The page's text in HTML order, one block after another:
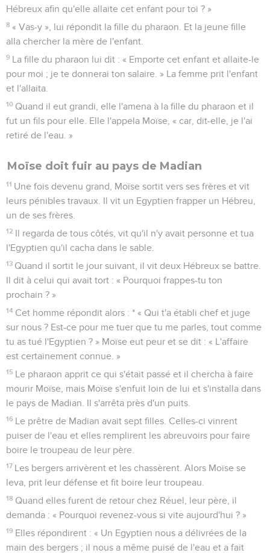
Hébreux afin qu'elle allaite cet enfant pour toi ? »
8 « Vas-y », lui répondit la fille du pharaon. Et la jeune fille
alla chercher la mère de l'enfant.
9 La fille du pharaon lui dit : « Emporte cet enfant et allaite-le
pour moi ; je te donnerai ton salaire. » La femme prit l'enfant
et l'allaita.
10 Quand il eut grandi, elle l'amena à la fille du pharaon et il
fut un fils pour elle. Elle l'appela Moïse, « car, dit-elle, je l'ai
retiré de l'eau. »
Moïse doit fuir au pays de Madian
11 Une fois devenu grand, Moïse sortit vers ses frères et vit
leurs pénibles travaux. Il vit un Egyptien frapper un Hébreu,
un de ses frères.
12 Il regarda de tous côtés, vit qu'il n'y avait personne et tua
l'Egyptien qu'il cacha dans le sable.
13 Quand il sortit le jour suivant, il vit deux Hébreux se battre.
Il dit à celui qui avait tort : « Pourquoi frappes-tu ton
prochain ? »
14 Cet homme répondit alors : * « Qui t'a établi chef et juge
sur nous ? Est-ce pour me tuer que tu me parles, tout comme
tu as tué l'Egyptien ? » Moïse eut peur et se dit : « L'affaire
est certainement connue. »
15 Le pharaon apprit ce qui s'était passé et il chercha à faire
mourir Moïse, mais Moïse s'enfuit loin de lui et s'installa dans
le pays de Madian. Il s'arrêta près d'un puits.
16 Le prêtre de Madian avait sept filles. Celles-ci vinrent
puiser de l'eau et elles remplirent les abreuvoirs pour faire
boire le troupeau de leur père.
17 Les bergers arrivèrent et les chassèrent. Alors Moïse se
leva, prit leur défense et fit boire leur troupeau.
18 Quand elles furent de retour chez Réuel, leur père, il
demanda : « Pourquoi revenez-vous si vite aujourd'hui ? »
19 Elles répondirent : « Un Egyptien nous a délivrées de la
main des bergers ; il nous a même puisé de l'eau et a fait